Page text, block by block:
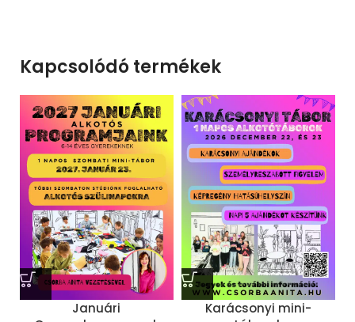
Kapcsolódó termékek
Januári
Karácsonyi mini-